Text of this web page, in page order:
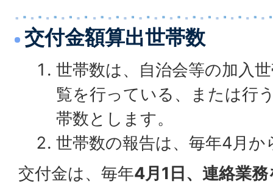
交付金額算出世帯数
世帯数は、自治会等の加入
覧を行っている、または行
帯数とします。
世帯数の報告は、毎年4月
交付金は、毎年4月1日、連絡業